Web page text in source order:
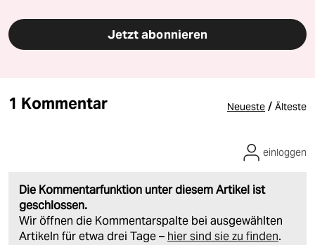
Jetzt abonnieren
1 Kommentar Neueste / Älteste
Die Kommentarfunktion unter diesem Artikel ist
geschlossen.
Wir öffnen die Kommentarspalte bei ausgewählten
Artikeln für etwa drei Tage – hier sind sie zu finden.
einloggen